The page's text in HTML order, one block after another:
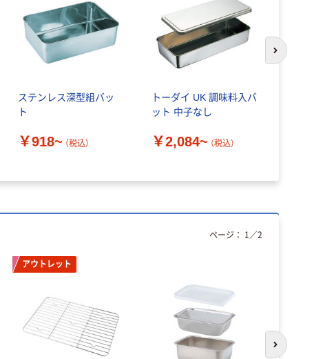
ステンレス深型組バッ
ト
￥918~ （税込）
トーダイ UK 調味料入バ
ット 中子なし
￥2,084~ （税込）
次のスライド
アウトレット
ページ： 1 ／2
次のスライド